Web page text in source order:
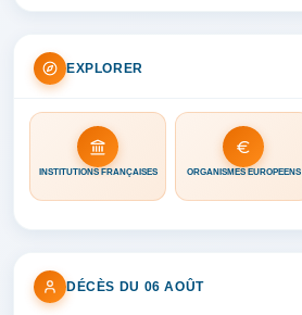
EXPLORER
INSTITUTIONS FRANÇAISES ORGANISMES EUROPÉENS
DÉCÈS DU 06 AOÛT